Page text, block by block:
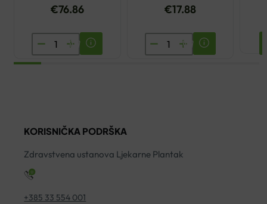
€76.86
TLAKOMJER
OMRON
€17.88
LP
751
TRAKOM
KORISNIČKA PODRŠKA
Zdravstvena ustanova Ljekarne Plantak
+385 33 554 001